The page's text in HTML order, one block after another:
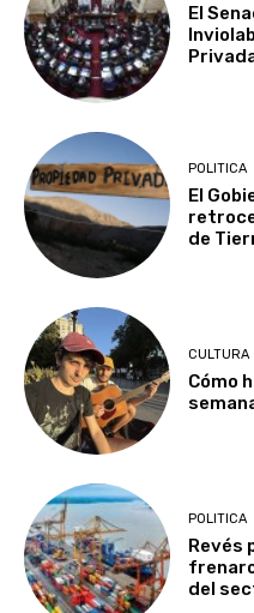
El
POLITICA
El
de
CULTURA
Cómo
POLITICA
Revés
del